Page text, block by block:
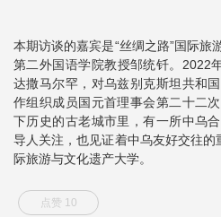
本期访谈的嘉宾是“丝绸之路”国际旅
第二外国语学院教授邹统钎。2022
达撒马尔罕，对乌兹别克斯坦共和
作组织成员国元首理事会第二十二
下历史的古老城市里，有一所中乌
导人关注，也见证着中乌友好交往的
际旅游与文化遗产大学。
点赞 10